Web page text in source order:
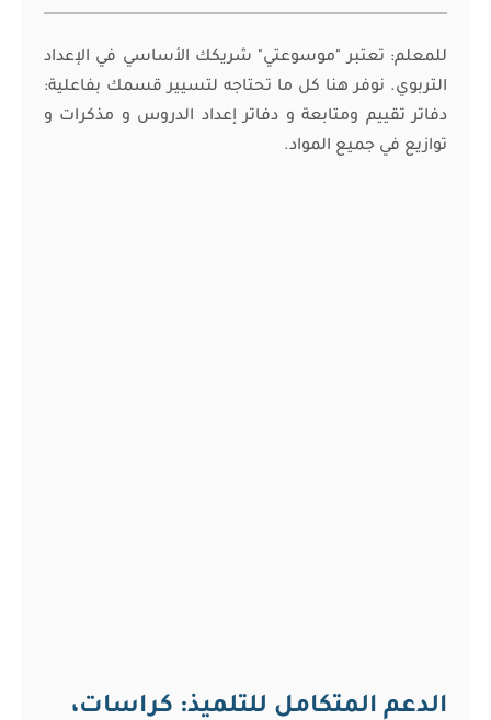
للمعلم: تعتبر "موسوعتي" شريكك الأساسي في الإعداد
التربوي. نوفر هنا كل ما تحتاجه لتسيير قسمك بفاعلية:
دفاتر تقييم ومتابعة و دفاتر إعداد الدروس و مذكرات و
توازيع في جميع المواد.
الدعم المتكامل للتلميذ: كراسات،